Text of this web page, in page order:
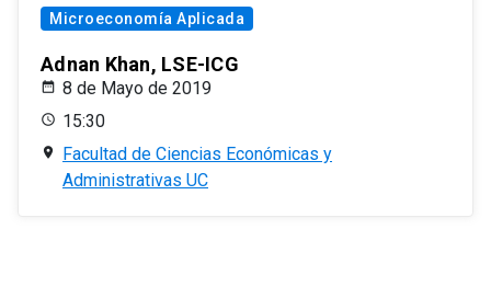
Microeconomía Aplicada
Adnan Khan, LSE-ICG
8 de Mayo de 2019
15:30
Facultad de Ciencias Económicas y
Administrativas UC